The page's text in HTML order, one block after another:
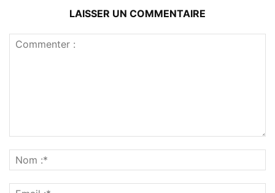
LAISSER UN COMMENTAIRE